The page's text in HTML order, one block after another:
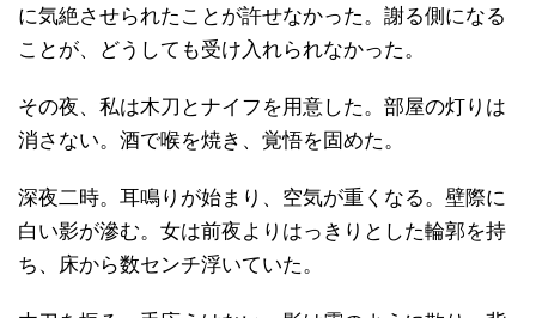
に気絶させられたことが許せなかった。謝る側になる
ことが、どうしても受け入れられなかった。
その夜、私は木刀とナイフを用意した。部屋の灯りは
消さない。酒で喉を焼き、覚悟を固めた。
深夜二時。耳鳴りが始まり、空気が重くなる。壁際に
白い影が滲む。女は前夜よりはっきりとした輪郭を持
ち、床から数センチ浮いていた。